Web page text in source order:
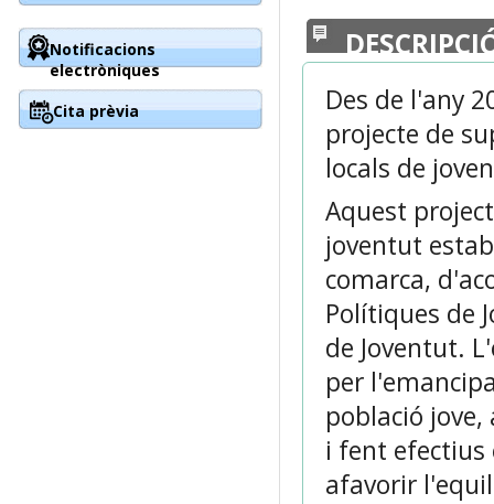
Des de l'any
projecte de
locals de
Aquest
joventut
comarca,
Polítiques de
de Joventut.
per
població
i fent
afavorir
Notificacions
electròniques
Cita prèvia